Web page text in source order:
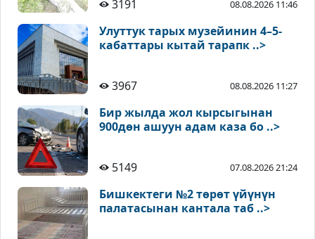
3191 08.08.2026 11:46
Улуттук тарых музейинин 4–5-
кабаттары кытай тарапк ..>
3967 08.08.2026 11:27
Бир жылда жол кырсыгынан
900дөн ашуун адам каза бо ..>
5149 07.08.2026 21:24
Бишкектеги №2 төрөт үйүнүн
палатасынан кантала таб ..>